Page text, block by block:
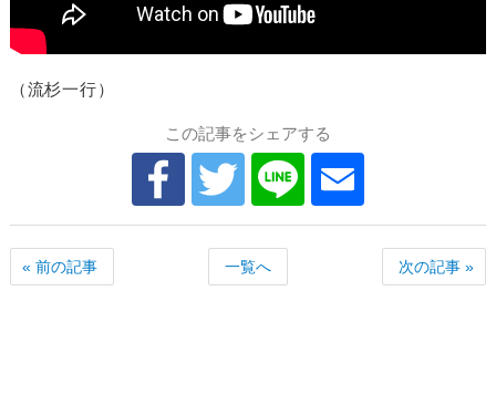
（流杉一行）
この記事をシェアする
« 前の記事 一覧へ 次の記事 »